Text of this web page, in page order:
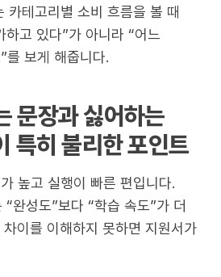
카테고리별 소비 흐름을 볼 때
하고 있다”가 아니라 “어느
를 보게 해줍니다.
문장과 싫어하는
특히 불리한 포인트
높고 실행이 빠른 편입니다.
완성도”보다 “학습 속도”가 더
이를 이해하지 못하면 지원서가